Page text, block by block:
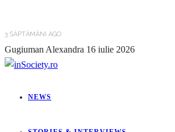
3 SĂPTĂMÂNI AGO
Gugiuman Alexandra 16 iulie 2026
NEWS